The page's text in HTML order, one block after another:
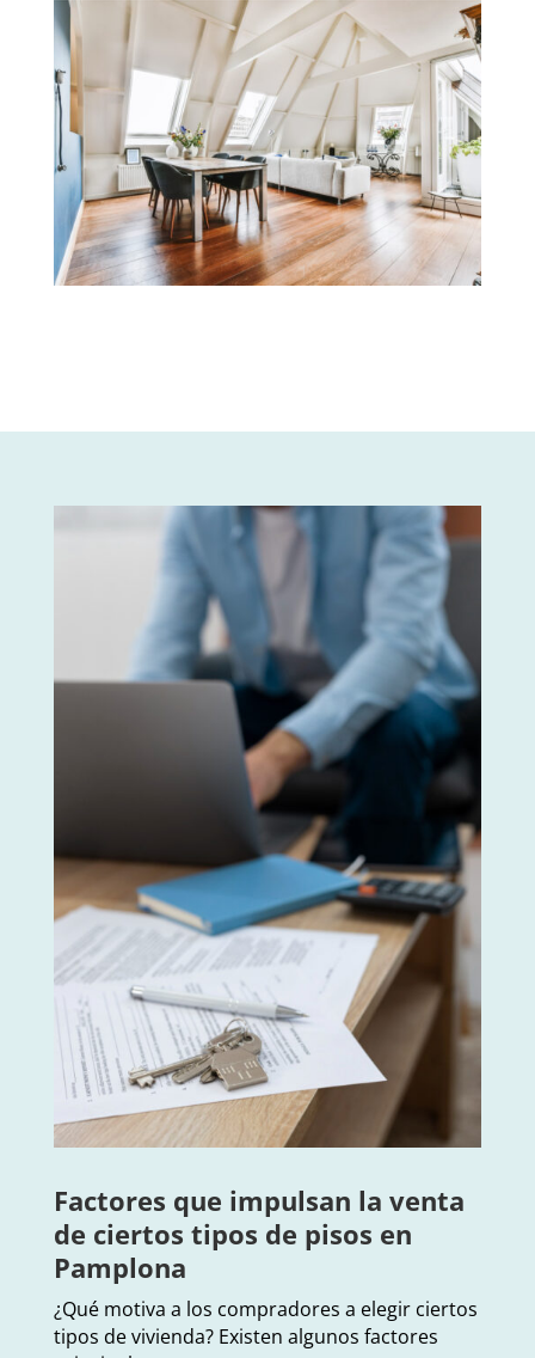
Factores que impulsan la venta
de ciertos tipos de pisos en
Pamplona
¿Qué motiva a los compradores a elegir ciertos
tipos de vivienda? Existen algunos factores